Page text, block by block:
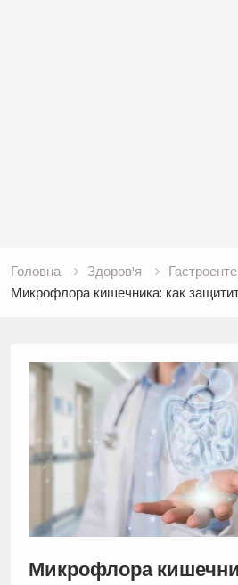
Головна Здоров'я
Микрофлора кишечника: как
Микрофлора